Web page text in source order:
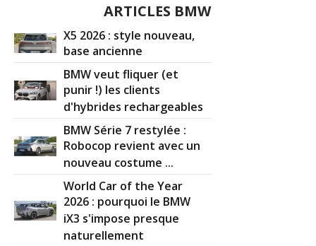
ARTICLES BMW
X5 2026 : style nouveau,
base ancienne
BMW veut fliquer (et
punir !) les clients
d'hybrides rechargeables
BMW Série 7 restylée :
Robocop revient avec un
nouveau costume ...
World Car of the Year
2026 : pourquoi le BMW
iX3 s'impose presque
naturellement